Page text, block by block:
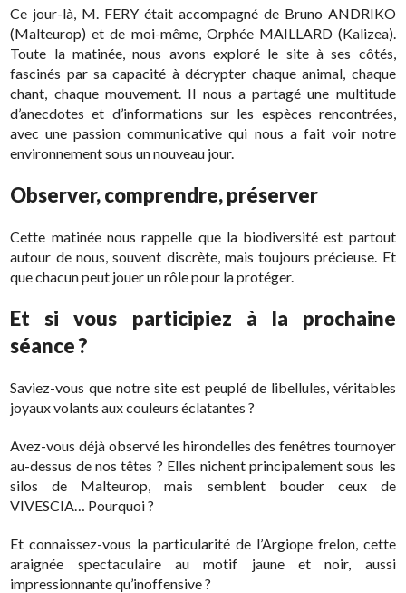
Ce jour-là, M. FERY était accompagné de Bruno ANDRIKO
(Malteurop) et de moi-même, Orphée MAILLARD (Kalizea).
Toute la matinée, nous avons exploré le site à ses côtés,
fascinés par sa capacité à décrypter chaque animal, chaque
chant, chaque mouvement. Il nous a partagé une multitude
d’anecdotes et d’informations sur les espèces rencontrées,
avec une passion communicative qui nous a fait voir notre
environnement sous un nouveau jour.
Observer, comprendre, préserver
Cette matinée nous rappelle que la biodiversité est partout
autour de nous, souvent discrète, mais toujours précieuse. Et
que chacun peut jouer un rôle pour la protéger.
Et si vous participiez à la prochaine
séance ?
Saviez-vous que notre site est peuplé de libellules, véritables
joyaux volants aux couleurs éclatantes ?
Avez-vous déjà observé les hirondelles des fenêtres tournoyer
au-dessus de nos têtes ? Elles nichent principalement sous les
silos de Malteurop, mais semblent bouder ceux de
VIVESCIA… Pourquoi ?
Et connaissez-vous la particularité de l’Argiope frelon, cette
araignée spectaculaire au motif jaune et noir, aussi
impressionnante qu’inoffensive ?